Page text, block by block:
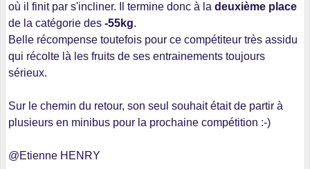
où il finit par s'incliner. Il termine donc à la deuxième place
de la catégorie des -55kg.
Belle récompense toutefois pour ce compétiteur très assidu
qui récolte là les fruits de ses entrainements toujours
sérieux.
​Sur le chemin du retour, son seul souhait était de ​partir à
plusieurs en minibus pour la prochaine compétition :-)
@Etienne HENRY